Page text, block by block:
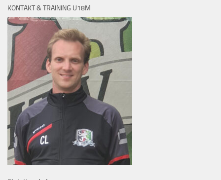
KONTAKT & TRAINING U18M